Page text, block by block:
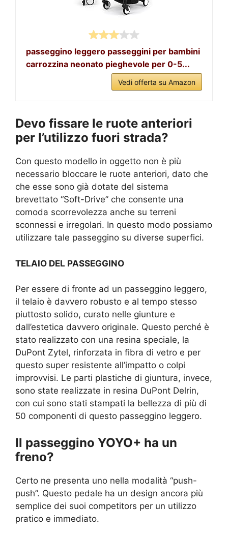
passeggino leggero passeggini per bambini
carrozzina neonato pieghevole per 0-5...
Vedi offerta su Amazon
Devo fissare le ruote anteriori
per l’utilizzo fuori strada?
Con questo modello in oggetto non è più
necessario bloccare le ruote anteriori, dato che
che esse sono già dotate del sistema
brevettato “Soft-Drive” che consente una
comoda scorrevolezza anche su terreni
sconnessi e irregolari. In questo modo possiamo
utilizzare tale passeggino su diverse superfici.
TELAIO DEL PASSEGGINO
Per essere di fronte ad un passeggino leggero,
il telaio è davvero robusto e al tempo stesso
piuttosto solido, curato nelle giunture e
dall’estetica davvero originale. Questo perché è
stato realizzato con una resina speciale, la
DuPont Zytel, rinforzata in fibra di vetro e per
questo super resistente all’impatto o colpi
improvvisi. Le parti plastiche di giuntura, invece,
sono state realizzate in resina DuPont Delrin,
con cui sono stati stampati la bellezza di più di
50 componenti di questo passeggino leggero.
Il passeggino YOYO+ ha un
freno?
Certo ne presenta uno nella modalità “push-
push”. Questo pedale ha un design ancora più
semplice dei suoi competitors per un utilizzo
pratico e immediato.